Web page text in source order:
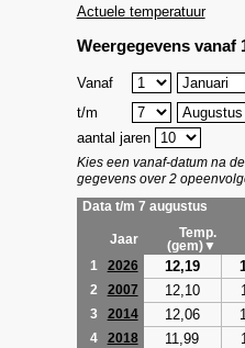
Actuele temperatuur
Weergegevens vanaf
Vanaf
t/m
aantal jaren
Kies een vanaf-datum na
gegevens over 2
Data t/m 7 augustus
Jaar
Temp.
(gem)▼
1
2026 12,19
2 2007 12,10
3 2014 12,06
4 2018 11,99